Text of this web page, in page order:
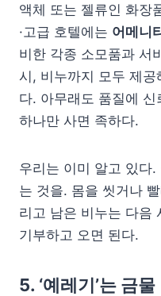
액체 또는 젤류인 화장
·고급 호텔에는 어메니
비한 각종 소모품과 서
시, 비누까지 모두 제
다. 아무래도 품질에
하나만 사면 족하다.
우리는 이미 알고 있다
는 것을. 몸을 씻거나
리고 남은 비누는 다음
기부하고 오면 된다.
5. ‘예레기’는 금물